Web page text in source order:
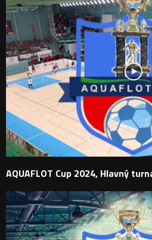
AQUAFLOT Cup 2024, Hlavný